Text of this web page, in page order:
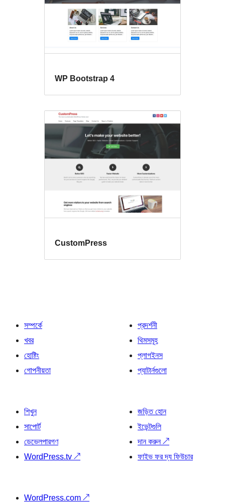
WP Bootstrap 4
CustomPress
সম্পর্কে
খবর
হোষ্টিং
গোপনীয়তা
প্রদর্শনী
থিমসমূহ
প্লাগইনস
প্যাটার্নগুলো
শিখুন
সাপোর্ট
ডেভেলপারগণ
WordPress.tv ↗
জড়িত হোন
ইভেন্টগুলি
দান করুন↗
ফাইভ ফর দ্য ফিউচার
WordPress.com ↗